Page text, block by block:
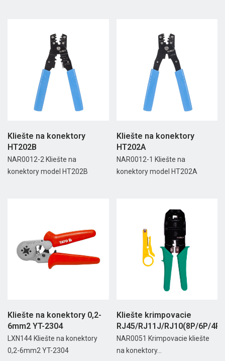
Kliešte na konektory
HT202B
NAR0012-2 Kliešte na
konektory model HT202B
Kliešte na konektory
HT202A
NAR0012-1 Kliešte na
konektory model HT202A
Kliešte na konektory 0,2-
6mm2 YT-2304
LXN144 Kliešte na konektory
0,2-6mm2 YT-2304
Kliešte krimpovacie
RJ45/RJ11J/RJ10(8P/6P/
NAR0051 Krimpovacie kliešte
na konektory...